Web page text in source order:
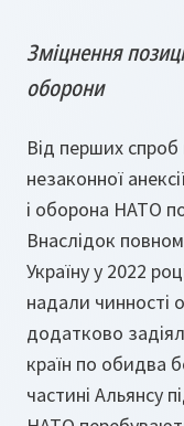
Зміцнення
оборони
Від перших спроб
незаконної
і оборона НАТО
Внаслідок
Україну у 2022
надали чинності
додатково
країн по обидва
частині Альянсу